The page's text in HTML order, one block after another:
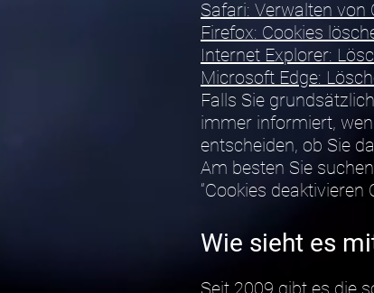
Safari: Verwalten von
Firefox: Cookies
Internet Explorer:
Microsoft Edge:
Falls Sie
immer informiert,
entscheiden, ob Sie
Am besten Sie
“Cookies
Wie sieht es
Seit 2009 gibt es die